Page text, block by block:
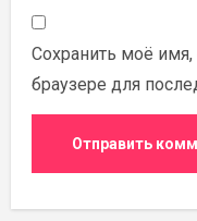
Сохранить моё имя,
браузере для